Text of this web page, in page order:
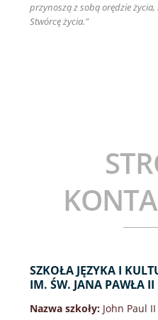
OGŁOSZENIA
przynoszą z sobą orędzie
Stwórcę życia."
SZKOŁA JĘZYKA I
IM. ŚW. JANA PAWŁA II
Nazwa szkoły: John Paul